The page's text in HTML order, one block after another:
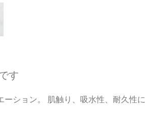
す
ション。 肌触り、吸水性、耐久性に